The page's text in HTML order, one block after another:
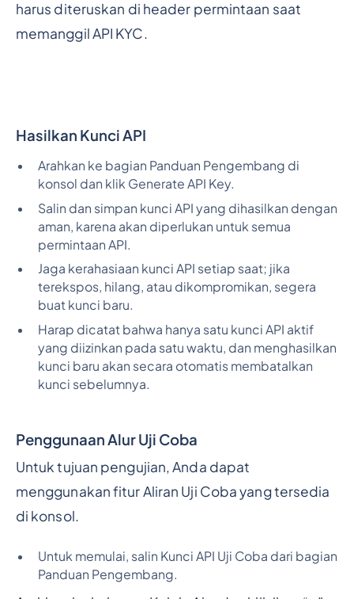
harus diteruskan di header permintaan saat
memanggil API KYC.
Hasilkan Kunci API
Arahkan ke bagian Panduan Pengembang di
konsol dan klik Generate API Key.
Salin dan simpan kunci API yang dihasilkan dengan
aman, karena akan diperlukan untuk semua
permintaan API.
Jaga kerahasiaan kunci API setiap saat; jika
terekspos, hilang, atau dikompromikan, segera
buat kunci baru.
Harap dicatat bahwa hanya satu kunci API aktif
yang diizinkan pada satu waktu, dan menghasilkan
kunci baru akan secara otomatis membatalkan
kunci sebelumnya.
Penggunaan Alur Uji Coba
Untuk tujuan pengujian, Anda dapat
menggunakan fitur Aliran Uji Coba yang tersedia
di konsol.
Untuk memulai, salin Kunci API Uji Coba dari bagian
Panduan Pengembang.